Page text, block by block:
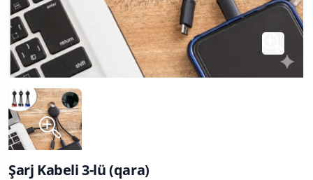
Şarj Kabeli 3-lü (qara)